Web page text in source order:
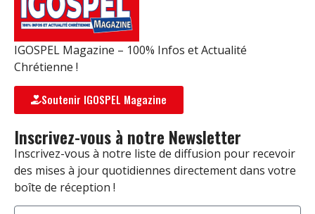
IGOSPEL Magazine – 100% Infos et Actualité
Chrétienne !
Soutenir IGOSPEL Magazine
Inscrivez-vous à notre Newsletter
Inscrivez-vous à notre liste de diffusion pour recevoir
des mises à jour quotidiennes directement dans votre
boîte de réception !